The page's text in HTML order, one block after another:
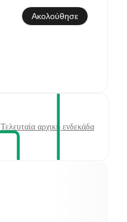
Ακολούθησε
Τελευταία αρχική ενδεκάδα